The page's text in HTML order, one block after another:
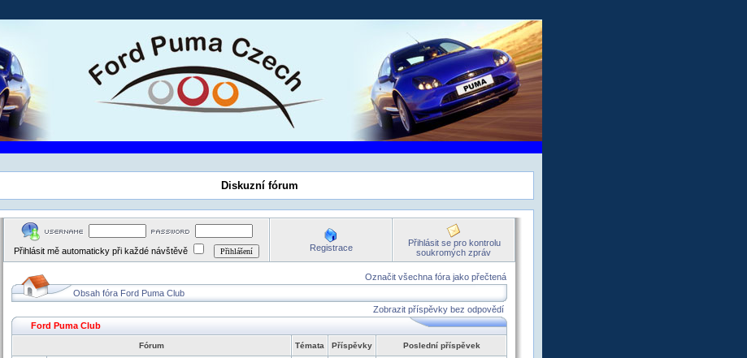
Diskuzní fórum
Přihlásit mě automaticky při každé návštěvě Registrace
Přihlásit se pro kontrolu
soukromých zpráv
Označit všechna fóra jako přečtená
Obsah fóra Ford Puma Club
Zobrazit příspěvky bez odpovědí
Ford Puma Club
Fórum Témata Příspěvky Poslední příspěvek